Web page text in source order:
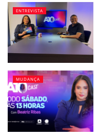
ENTREVISTA
MUDANÇA